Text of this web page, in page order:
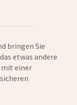
bringen Sie
etwas andere
einer